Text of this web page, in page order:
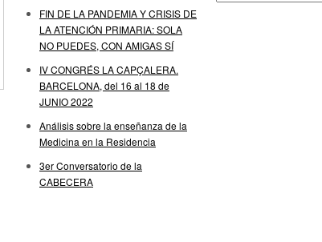
FIN DE LA PANDEMIA Y CRISIS DE
LA ATENCIÓN PRIMARIA: SOLA
NO PUEDES, CON AMIGAS SÍ
IV CONGRÉS LA CAPÇALERA.
BARCELONA, del 16 al 18 de
JUNIO 2022
Análisis sobre la enseñanza de la
Medicina en la Residencia
3er Conversatorio de la
CABECERA